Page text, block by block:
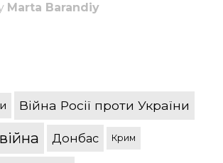
Marta Barandiy
Війна Росії проти України
Донбас Крим